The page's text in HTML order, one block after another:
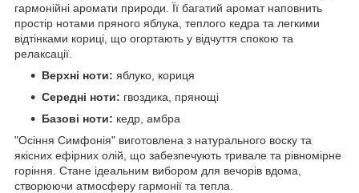
гармонійні аромати природи. Її багатий аромат наповнить
простір нотами пряного яблука, теплого кедра та легкими
відтінками кориці, що огортають у відчуття спокою та
релаксації.
Верхні ноти: яблуко, кориця
Середні ноти: гвоздика, прянощі
Базові ноти: кедр, амбра
"Осіння Симфонія" виготовлена з натурального воску та
якісних ефірних олій, що забезпечують тривале та рівномірне
горіння. Стане ідеальним вибором для вечорів вдома,
створюючи атмосферу гармонії та тепла.